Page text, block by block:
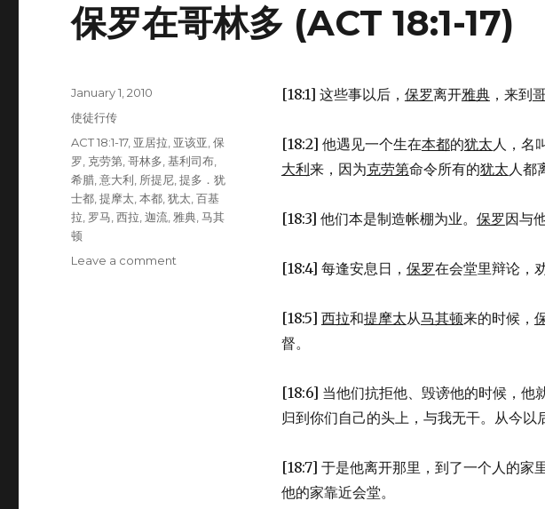
保罗在哥林多 (ACT 18:1-17)
[18:1] 这些事以后， 保罗离开雅典，来到
[18:2] 他遇见一个生在本都的犹太人，名
大利来，因为克劳第命令所有的犹太人都
[18:3] 他们本是制造帐棚为业。 保罗因与
[18:4] 每逢安息日， 保罗在会堂里辩论，
[18:5] 西拉和提摩太从马其顿来的时候，
督。
[18:6] 当他们抗拒他、毁谤他的时候，他
归到你们自己的头上，与我无干。从今以
[18:7] 于是他离开那里，到了一个人的家
他的家靠近会堂。
Posted
on
January 1, 2010
Categories
使徒行传
Tags
ACT 18:1-17, 亚居拉 亚该亚 ,保
罗 克劳第 ,哥林多 ,基利司布
希腊 ,意大利 所提尼 ,提多．犹
士都 ,提摩太 ,本都 ,犹太 ,百基
拉 罗马 ,西拉 ,迦流 雅典 ,马其
顿
Leave a comment